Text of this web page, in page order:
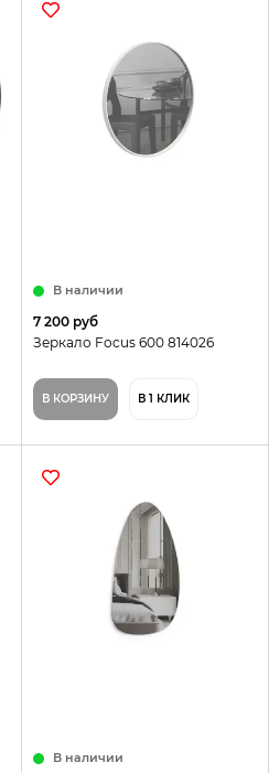
В наличии
7 200 руб
Зеркало Focus 600 814026
В КОРЗИНУ В 1 КЛИК
В наличии